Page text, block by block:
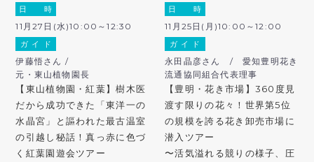
日 時
11月27日(水)10:00～12:30
ガ イ ド
伊藤悟さん /
元・東山植物園長
【東山植物園・紅葉】樹木医
だから成功できた「東洋一の
水晶宮」と謳われた最古温室
の引越し秘話！真っ赤に色づ
く紅葉園遊会ツアー
日 時
11月25日(月)10:00～12:00
ガ イ ド
永田晶彦さん / 愛知豊明花き
流通協同組合代表理事
【豊明・花き市場】360度見
渡す限りの花々！世界第5位
の規模を誇る花き卸売市場に
潜入ツアー
〜活気溢れる競りの様子、圧